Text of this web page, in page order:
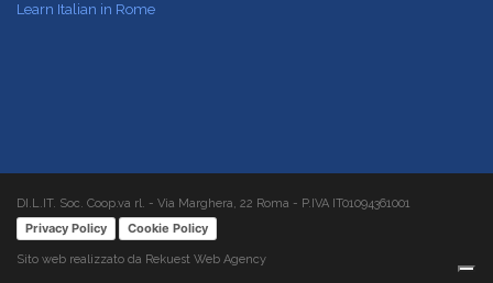
Learn Italian in Rome
DI.L.IT. Soc. Coop.va rl. - Via Marghera, 22 Roma - P.IVA IT01094361001
Privacy Policy Cookie Policy
Sito web realizzato da Rekuest Web Agency